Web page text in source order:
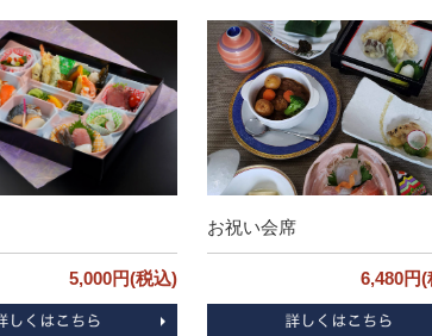
5,000円(税込)
お祝い会席
6,480円(